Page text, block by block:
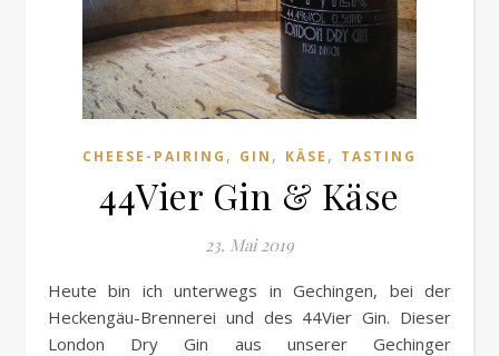
CHEESE-PAIRING , GIN , KÄSE , TASTING
44Vier Gin & Käse
23. Mai 2019
Heute bin ich unterwegs in Gechingen, bei der
Heckengäu-Brennerei und des 44Vier Gin. Dieser
London Dry Gin aus unserer Gechinger